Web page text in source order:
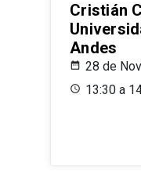
Cristián
Andes
28 de
13:30 a